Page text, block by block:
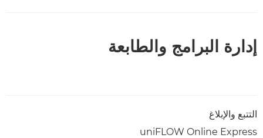
إدارة البرامج والطابعة
التتبع والإبلاغ
uniFLOW Online Express